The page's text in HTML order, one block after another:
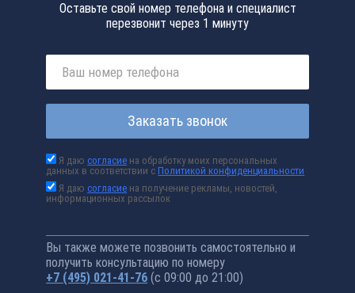
Оставьте свой номер телефона и специалист
перезвонит через 1 минуту
Заказать звонок
Я даюсогласие на обработку моих персональных
данных в соответствии сПолитикой конфиденциальности
Я даюсогласие на получение рекламы, новостей,
информационных рассылок
Вы также можете позвонить самостоятельно и
получить консультацию по номеру
+7 (495) 021-41-76 (с 09:00 до 21:00)